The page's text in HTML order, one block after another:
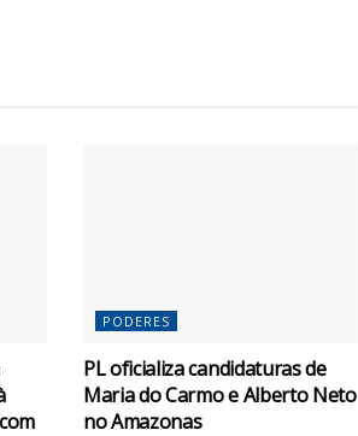
PODERES
PL oficializa candidaturas de
Maria do Carmo e Alberto Neto
no Amazonas